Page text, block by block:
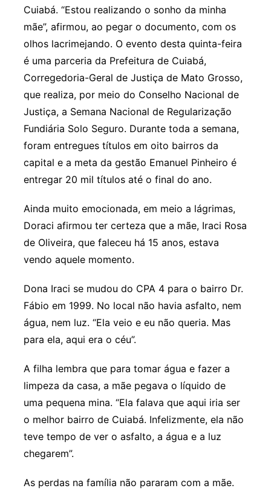
Cuiabá. “Estou realizando o sonho da minha
mãe”, afirmou, ao pegar o documento, com os
olhos lacrimejando. O evento desta quinta-feira
é uma parceria da Prefeitura de Cuiabá,
Corregedoria-Geral de Justiça de Mato Grosso,
que realiza, por meio do Conselho Nacional de
Justiça, a Semana Nacional de Regularização
Fundiária Solo Seguro. Durante toda a semana,
foram entregues títulos em oito bairros da
capital e a meta da gestão Emanuel Pinheiro é
entregar 20 mil títulos até o final do ano.
Ainda muito emocionada, em meio a lágrimas,
Doraci afirmou ter certeza que a mãe, Iraci Rosa
de Oliveira, que faleceu há 15 anos, estava
vendo aquele momento.
Dona Iraci se mudou do CPA 4 para o bairro Dr.
Fábio em 1999. No local não havia asfalto, nem
água, nem luz. “Ela veio e eu não queria. Mas
para ela, aqui era o céu”.
A filha lembra que para tomar água e fazer a
limpeza da casa, a mãe pegava o líquido de
uma pequena mina. “Ela falava que aqui iria ser
o melhor bairro de Cuiabá. Infelizmente, ela não
teve tempo de ver o asfalto, a água e a luz
chegarem”.
As perdas na família não pararam com a mãe.